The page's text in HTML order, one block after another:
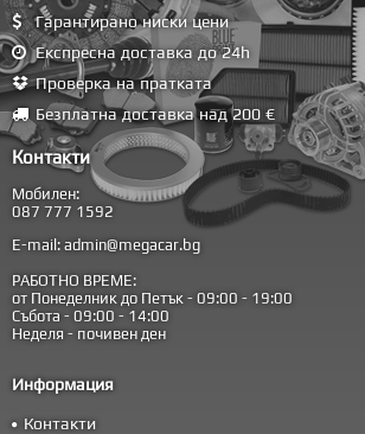
Гарантирано ниски цени
Експресна доставка до 24h
Проверка на пратката
Безплатна доставка над 200 €
Контакти
Мобилен:
087 777 1592
E-mail: admin@megacar.bg
РАБОТНО ВРЕМЕ:
от Понеделник до Петък - 09:00 - 19:00
Събота - 09:00 - 14:00
Неделя - почивен ден
Информация
Контакти